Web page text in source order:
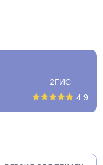
2ГИС
4.9